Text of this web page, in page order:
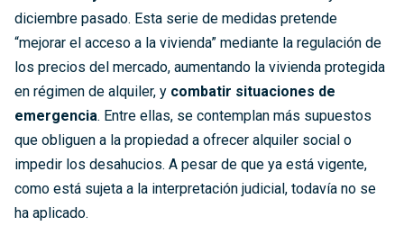
diciembre pasado. Esta serie de medidas pretende
“mejorar el acceso a la vivienda” mediante la regulación de
los precios del mercado, aumentando la vivienda protegida
en régimen de alquiler, y combatir situaciones de
emergencia. Entre ellas, se contemplan más supuestos
que obliguen a la propiedad a ofrecer alquiler social o
impedir los desahucios. A pesar de que ya está vigente,
como está sujeta a la interpretación judicial, todavía no se
ha aplicado.